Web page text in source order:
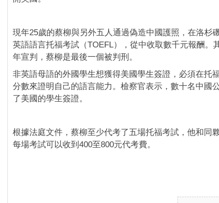
現年25歲的蔡柳與另外五人通過偽造中國護照，在洛杉
英語語言托福考試（TOEFL），從中收取數千元報酬。
年宣判，蔡柳是最後一個被判刑。
非英語母語的外國學生想獲得美國學生簽證，必須在托
分數來證明自己的語言能力。檢察官表示，數十名中國
了美國的學生簽證。
根據法庭文件，蔡柳至少代考了五場托福考試，他和同
每場考試可以收到400至800元代考費。